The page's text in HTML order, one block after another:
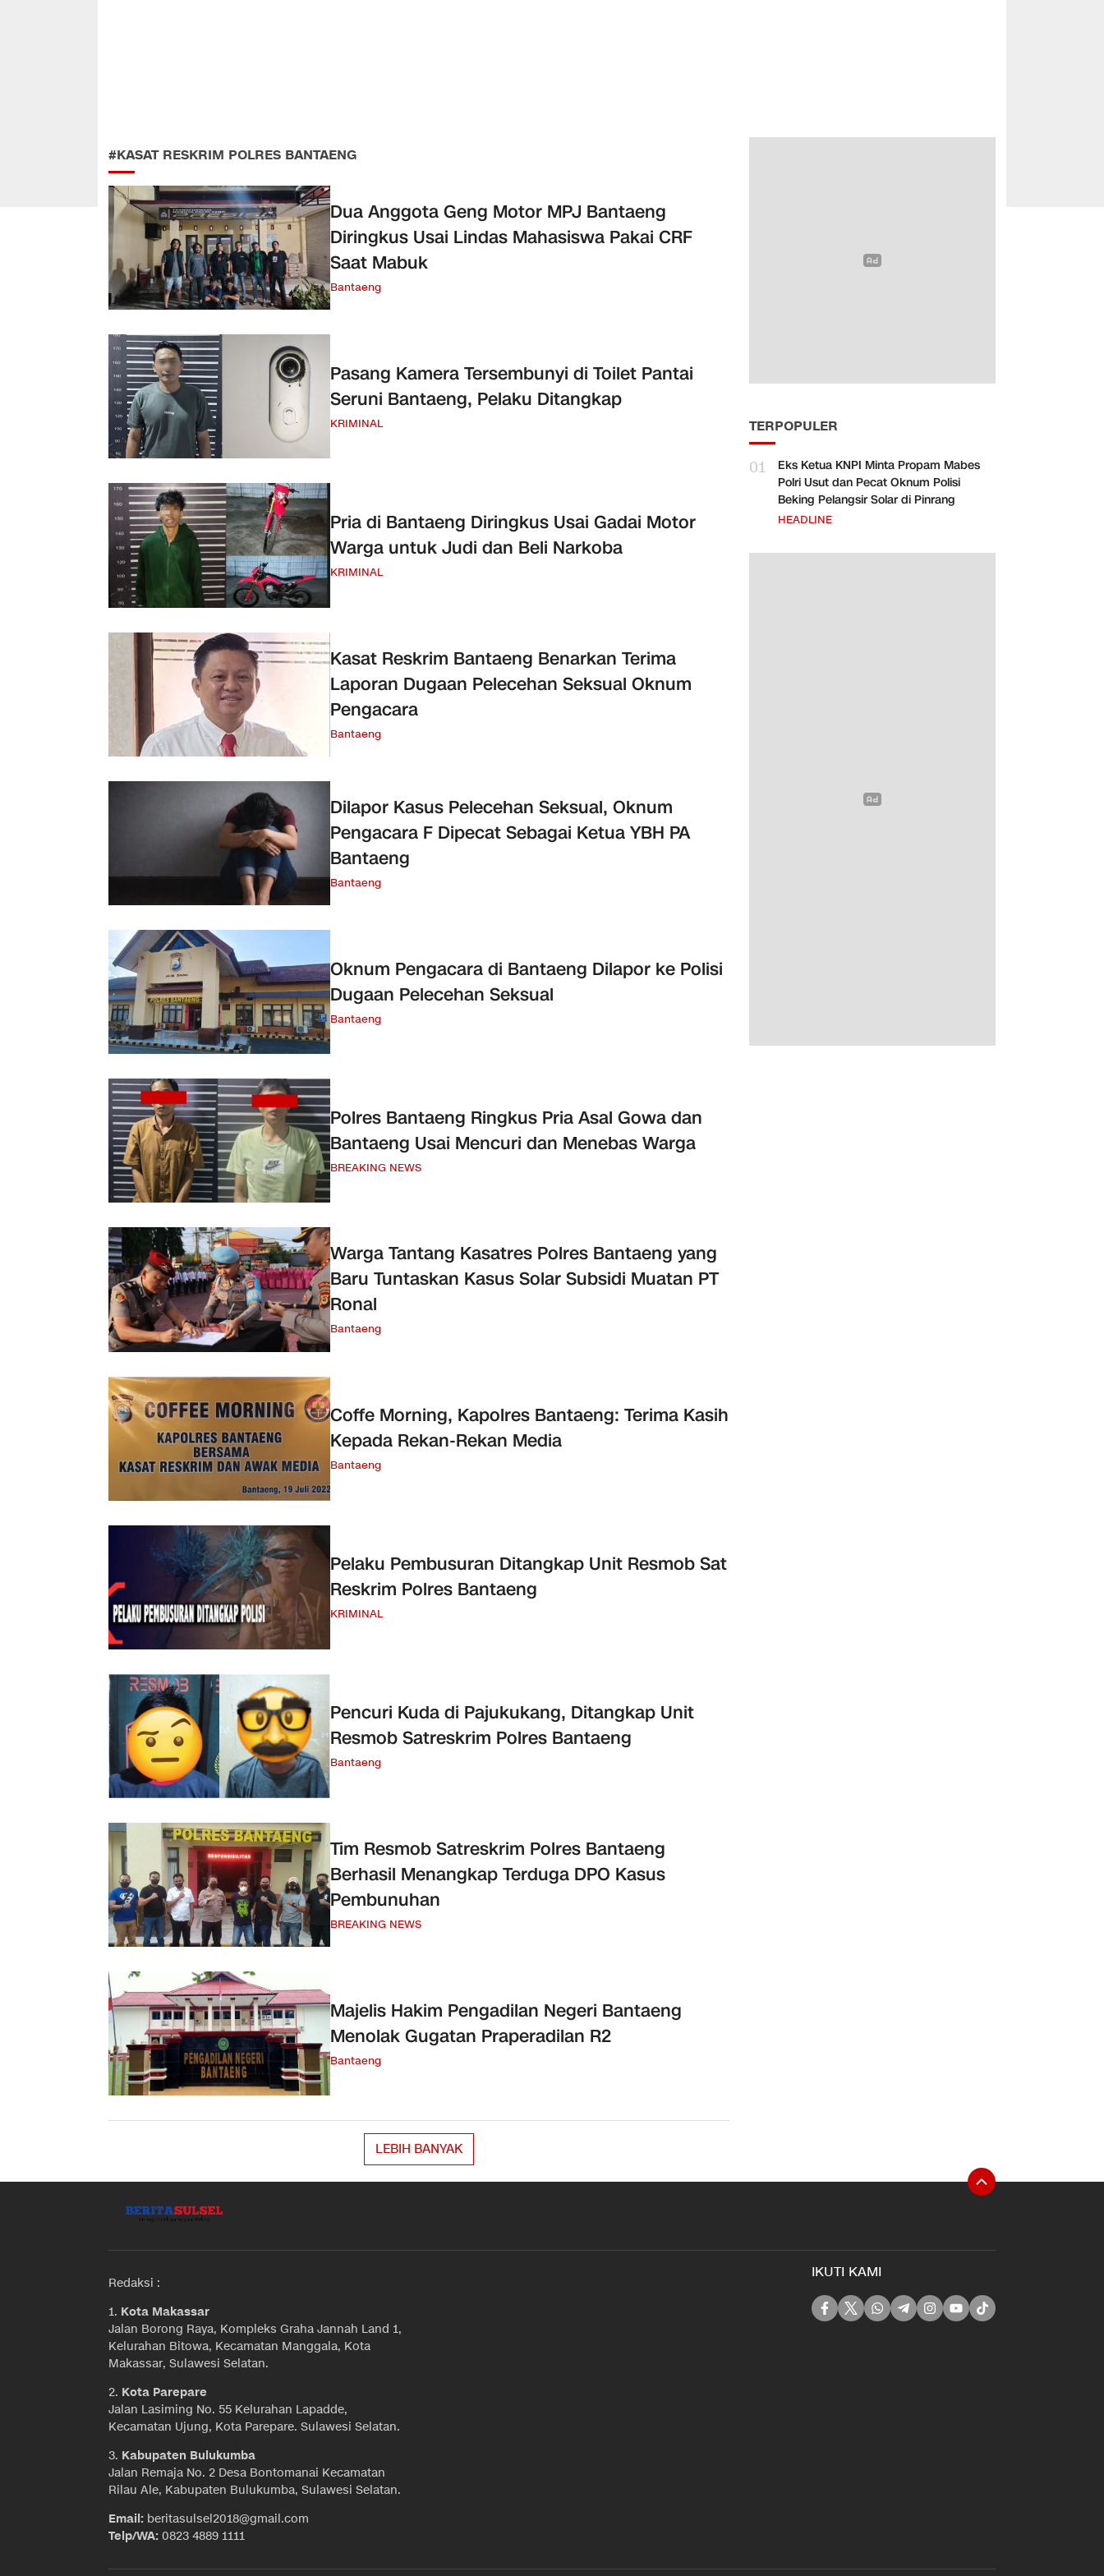
#KASAT RESKRIM POLRES BANTAENG
Dua Anggota Geng Motor MPJ Bantaeng
Diringkus Usai Lindas Mahasiswa Pakai CRF
Saat Mabuk
Bantaeng
Pasang Kamera Tersembunyi di Toilet Pantai
Seruni Bantaeng, Pelaku Ditangkap
KRIMINAL
Pria di Bantaeng Diringkus Usai Gadai Motor
Warga untuk Judi dan Beli Narkoba
KRIMINAL
Kasat Reskrim Bantaeng Benarkan Terima
Laporan Dugaan Pelecehan Seksual Oknum
Pengacara
Bantaeng
Dilapor Kasus Pelecehan Seksual, Oknum
Pengacara F Dipecat Sebagai Ketua YBH PA
Bantaeng
Bantaeng
Oknum Pengacara di Bantaeng Dilapor ke Polisi
Dugaan Pelecehan Seksual
Bantaeng
Polres Bantaeng Ringkus Pria Asal Gowa dan
Bantaeng Usai Mencuri dan Menebas Warga
BREAKING NEWS
Warga Tantang Kasatres Polres Bantaeng yang
Baru Tuntaskan Kasus Solar Subsidi Muatan PT
Ronal
Bantaeng
Coffe Morning, Kapolres Bantaeng: Terima Kasih
Kepada Rekan-Rekan Media
Bantaeng
Pelaku Pembusuran Ditangkap Unit Resmob Sat
Reskrim Polres Bantaeng
KRIMINAL
Pencuri Kuda di Pajukukang, Ditangkap Unit
Resmob Satreskrim Polres Bantaeng
Bantaeng
Tim Resmob Satreskrim Polres Bantaeng
Berhasil Menangkap Terduga DPO Kasus
Pembunuhan
BREAKING NEWS
Majelis Hakim Pengadilan Negeri Bantaeng
Menolak Gugatan Praperadilan R2
Bantaeng
LEBIH BANYAK
TERPOPULER
01
Eks Ketua KNPI Minta Propam Mabes
Polri Usut dan Pecat Oknum Polisi
Beking Pelangsir Solar di Pinrang
HEADLINE
Redaksi :
1. Kota Makassar
Jalan Borong Raya, Kompleks Graha Jannah Land 1,
Kelurahan Bitowa, Kecamatan Manggala, Kota
Makassar, Sulawesi Selatan.
2. Kota Parepare
Jalan Lasiming No. 55 Kelurahan Lapadde,
Kecamatan Ujung, Kota Parepare. Sulawesi Selatan.
3. Kabupaten Bulukumba
Jalan Remaja No. 2 Desa Bontomanai Kecamatan
Rilau Ale, Kabupaten Bulukumba, Sulawesi Selatan.
Email: beritasulsel2018@gmail.com
Telp/WA: 0823 4889 1111
IKUTI KAMI